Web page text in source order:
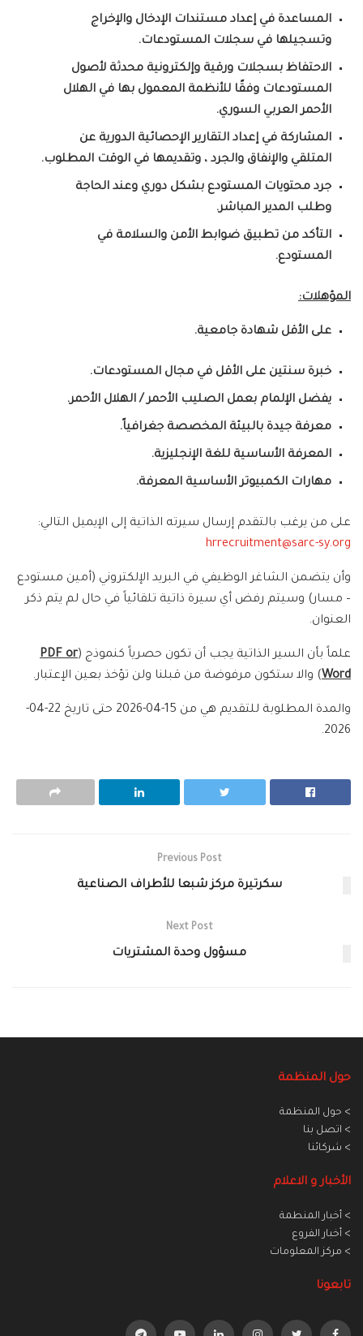
المساعدة في إعداد مستندات الإدخال والإخراج
وتسجيلها في سجلات المستودعات.
الاحتفاظ بسجلات ورقية وإلكترونية محدثة لأصول
المستودعات وفقًا للأنظمة المعمول بها في الهلال
الأحمر العربي السوري.
المشاركة في إعداد التقارير الإحصائية الدورية عن
المتلقي والإنفاق والجرد ، وتقديمها في الوقت المطلوب.
جرد محتويات المستودع بشكل دوري وعند الحاجة
وطلب المدير المباشر.
التأكد من تطبيق ضوابط الأمن والسلامة في
المستودع.
المؤهلات:
على الأقل شهادة جامعية.
خبرة سنتين على الأقل في مجال المستودعات.
يفضل الإلمام بعمل الصليب الأحمر / الهلال الأحمر.
معرفة جيدة بالبيئة المخصصة جغرافياً.
المعرفة الأساسية للغة الإنجليزية.
مهارات الكمبيوتر الأساسية المعرفة.
على من يرغب بالتقدم إرسال سيرته الذاتية إلى الإيميل التالي:
hrrecruitment@sarc-sy.org
وأن يتضمن الشاغر الوظيفي في البريد الإلكتروني (أمين مستودع
– مسار) وسيتم رفض أي سيرة ذاتية تلقائياً في حال لم يتم ذكر
العنوان.
علماً بأن السير الذاتية يجب أن تكون حصرياً كنموذج (PDF or
Word) والا ستكون مرفوضة من قبلنا ولن تؤخذ بعين الإعتبار.
والمدة المطلوبة للتقديم هي من 15-04-2026 حتى تاريخ 22-04-
2026.
Previous Post
سكرتيرة مركز شبعا للأطراف الصناعية
Next Post
مسؤول وحدة المشتريات
حول المنظمة
> حول المنظمة
> اتصل بنا
> شركائنا
الأخبار و الاعلام
> أخبار المنطمة
> أخبار الفروع
> مركز المعلومات
تابعونا